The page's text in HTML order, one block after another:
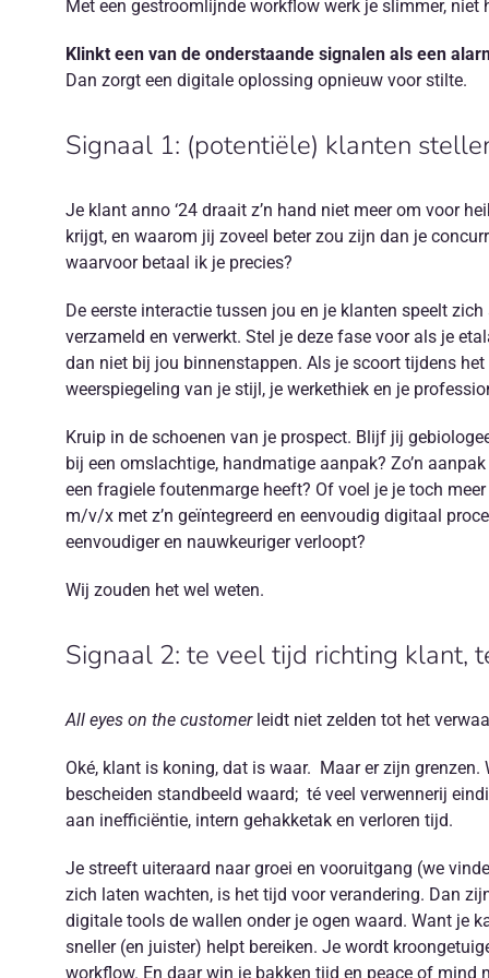
Met een gestroomlijnde workflow werk je slimmer,
Klinkt een van de onderstaande signalen als een
Dan zorgt een digitale oplossing opnieuw voor stilte.
Signaal 1: (potentiële) klanten
Je klant anno ‘24 draait z’n hand niet meer om voor
krijgt, en waarom jij zoveel beter zou zijn dan je
waarvoor betaal ik je precies?
De eerste interactie tussen jou en je klanten speelt
verzameld en verwerkt. Stel je deze fase voor als je
dan niet bij jou binnenstappen. Als je scoort tijdens
weerspiegeling van je stijl, je werkethiek en je
Kruip in de schoenen van je prospect. Blijf jij
bij een omslachtige, handmatige aanpak? Zo’n
een fragiele foutenmarge heeft? Of voel je je toch
m/v/x met z’n geïntegreerd en eenvoudig digitaal
eenvoudiger en nauwkeuriger verloopt?
Wij zouden het wel weten.
Signaal 2: te veel tijd richting klant,
All eyes on the customerleidt niet zelden tot het
Oké, klant is koning, dat is waar. Maar er zijn
bescheiden standbeeld waard; té veel verwennerij
aan inefficiëntie, intern gehakketak en verloren tijd.
Je streeft uiteraard naar groei en vooruitgang (we
zich laten wachten, is het tijd voor verandering. Dan
digitale tools de wallen onder je ogen waard. Want je
sneller (en juister) helpt bereiken. Je wordt
workflow. En daar win je bakken tijd en peace of mind